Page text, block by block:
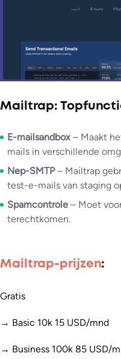
Mailtrap:
E-mailsandbox – Maakt
mails in verschillende
Nep-SMTP– Mailtrap
test-e-mails van staging
Spamcontrole – Moet
terechtkomen.
Mailtrap-prijzen:
Gratis
→ Basic 10k 15 USD/mnd
→ Business 100k 85 USD/